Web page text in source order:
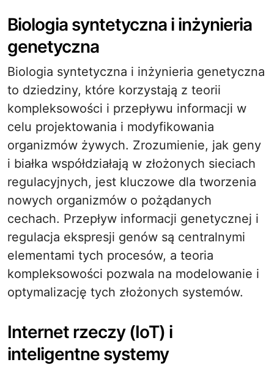
Biologia syntetyczna i inżynieria
genetyczna
Biologia syntetyczna i inżynieria genetyczna
to dziedziny, które korzystają z teorii
kompleksowości i przepływu informacji w
celu projektowania i modyfikowania
organizmów żywych. Zrozumienie, jak geny
i białka współdziałają w złożonych sieciach
regulacyjnych, jest kluczowe dla tworzenia
nowych organizmów o pożądanych
cechach. Przepływ informacji genetycznej i
regulacja ekspresji genów są centralnymi
elementami tych procesów, a teoria
kompleksowości pozwala na modelowanie i
optymalizację tych złożonych systemów.
Internet rzeczy (IoT) i
inteligentne systemy